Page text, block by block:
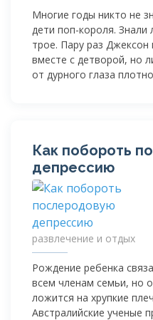
Многие годы никто не
дети поп-короля. Знали
трое. Пару раз
вместе с детворой, но
от дурного глаза
Как побороть
депрессию
развлечение и отдых
Рождение ребенка
всем членам семьи, но
ложится на хрупкие
Австралийские ученые